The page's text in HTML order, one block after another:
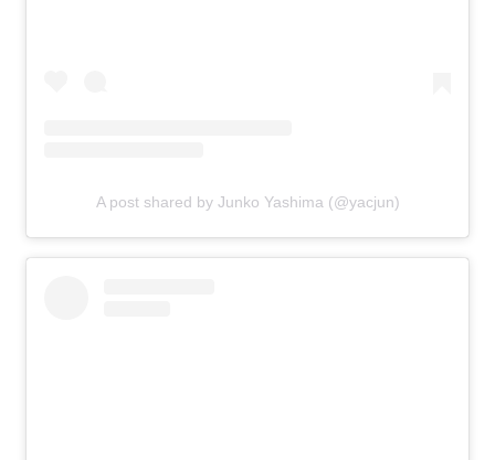
A post shared by Junko Yashima (@yacjun)